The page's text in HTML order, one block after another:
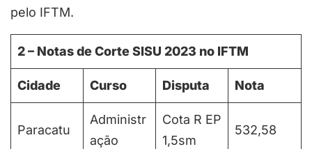
pelo IFTM.
2 – Notas de Corte SISU 2023 no IFTM
Cidade Curso Disputa Nota
Paracatu
Administr
ação
Cota R EP
1,5sm
532,58